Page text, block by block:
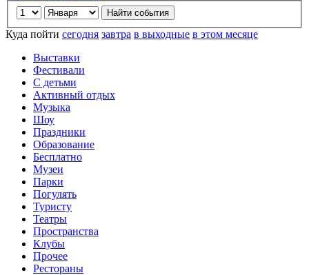
Куда пойти сегодня завтра в выходные в этом месяце
Выставки
Фестивали
С детьми
Активный отдых
Музыка
Шоу
Праздники
Образование
Бесплатно
Музеи
Парки
Погулять
Туристу
Театры
Пространства
Клубы
Прочее
Рестораны